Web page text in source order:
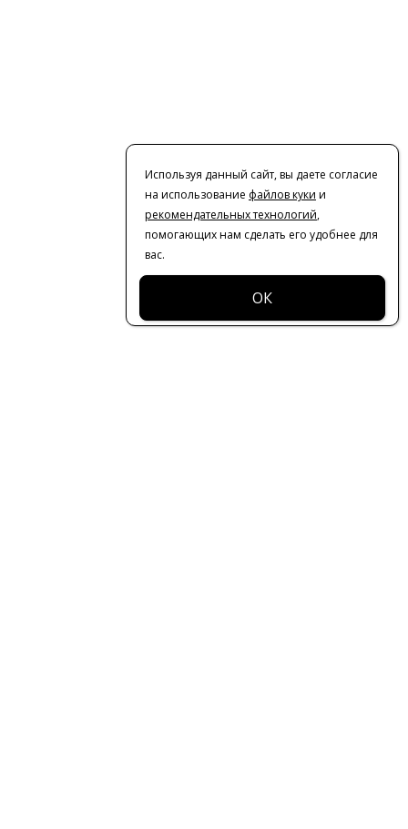
Используя данный сайт, вы даете согласие
на использование файлов куки и
рекомендательных технологий,
помогающих нам сделать его удобнее для
вас.